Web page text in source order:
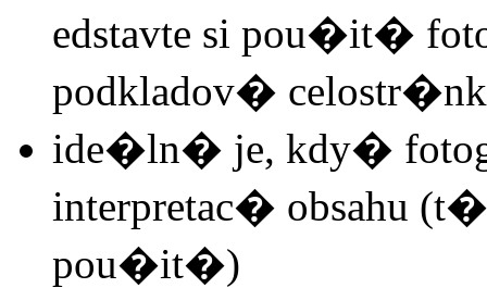
edstavte si pou�it�
podkladov�
ide�ln� je, kdy�
interpretac� obsahu
pou�it�)